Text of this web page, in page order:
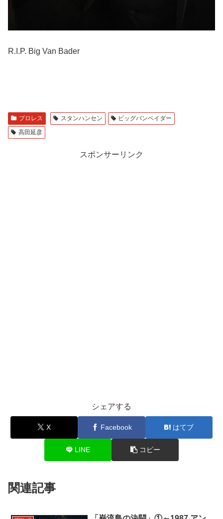
R.I.P. Big Van Bader
プロレス スタンハンセン
ビッグバンベイダー
高田延彦
スポンサーリンク
シェアする
X Facebook はてブ
LINE コピー
関連記事